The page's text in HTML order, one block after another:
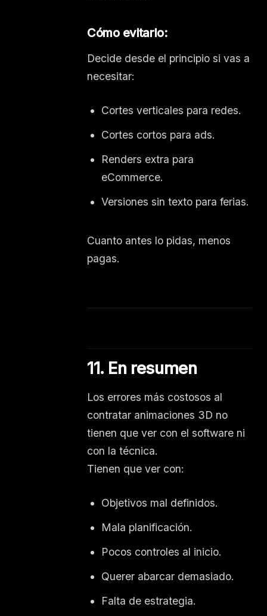
Cómo evitarlo:
Decide desde el principio si vas a
necesitar:
Cortes verticales para redes.
Cortes cortos para ads.
Renders extra para
eCommerce.
Versiones sin texto para ferias.
Cuanto antes lo pidas, menos
pagas.
11. En resumen
Los errores más costosos al
contratar animaciones 3D no
tienen que ver con el software ni
con la técnica.
Tienen que ver con:
Objetivos mal definidos.
Mala planificación.
Pocos controles al inicio.
Querer abarcar demasiado.
Falta de estrategia.